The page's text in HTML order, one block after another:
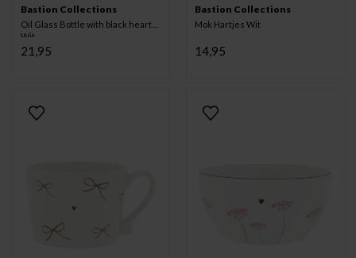
Bastion Collections
Oil Glass Bottle with black heart
Wit
21,95
Bastion Collections
Mok Hartjes Wit
14,95